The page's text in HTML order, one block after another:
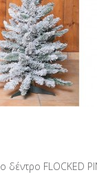
δέντρο FLOCKED